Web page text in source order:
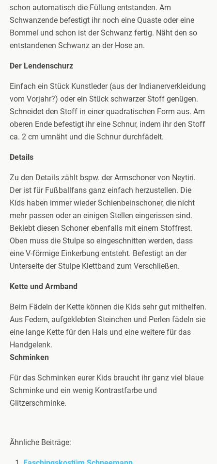
schon automatisch die Füllung entstanden. Am
Schwanzende befestigt ihr noch eine Quaste oder eine
Bommel und schon ist der Schwanz fertig. Näht den so
entstandenen Schwanz an der Hose an.
Der Lendenschurz
Einfach ein Stück Kunstleder (aus der Indianerverkleidung
vom Vorjahr?) oder ein Stück schwarzer Stoff genügen.
Schneidet den Stoff in einer quadratischen Form aus. Am
oberen Ende befestigt ihr eine Schnur, indem ihr den Stoff
ca. 2 cm umnäht und die Schnur durchfädelt.
Details
Zu den Details zählt bspw. der Armschoner von Neytiri.
Der ist für Fußballfans ganz einfach herzustellen. Die
Kids haben immer wieder Schienbeinschoner, die nicht
mehr passen oder an einigen Stellen eingerissen sind.
Beklebt diesen Schoner ebenfalls mit einem Stoffrest.
Oben muss die Stulpe so eingeschnitten werden, dass
eine V-förmige Einkerbung entsteht. Befestigt an der
Unterseite der Stulpe Klettband zum Verschließen.
Kette und Armband
Beim Fädeln der Kette können die Kids sehr gut mithelfen.
Aus Federn, aufgeklebten Steinchen und Perlen fädeln sie
eine lange Kette für den Hals und eine weitere für das
Handgelenk.
Schminken
Für das Schminken eurer Kids braucht ihr ganz viel blaue
Schminke und ein wenig Kontrastfarbe und
Glitzerschminke.
Ähnliche Beiträge: